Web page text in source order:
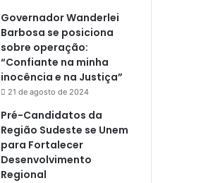
Governador Wanderlei
Barbosa se posiciona
sobre operação:
“Confiante na minha
inocência e na Justiça”
21 de agosto de 2024
Pré-Candidatos da
Região Sudeste se Unem
para Fortalecer
Desenvolvimento
Regional